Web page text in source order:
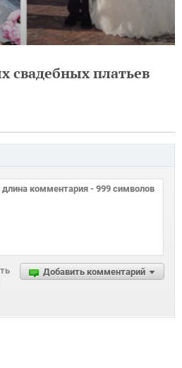
свадебных платьев
Добавить комментарий